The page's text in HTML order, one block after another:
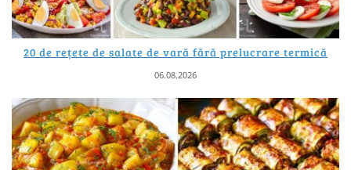
20 de rețete de salate de vară fără prelucrare termică
06.08.2026